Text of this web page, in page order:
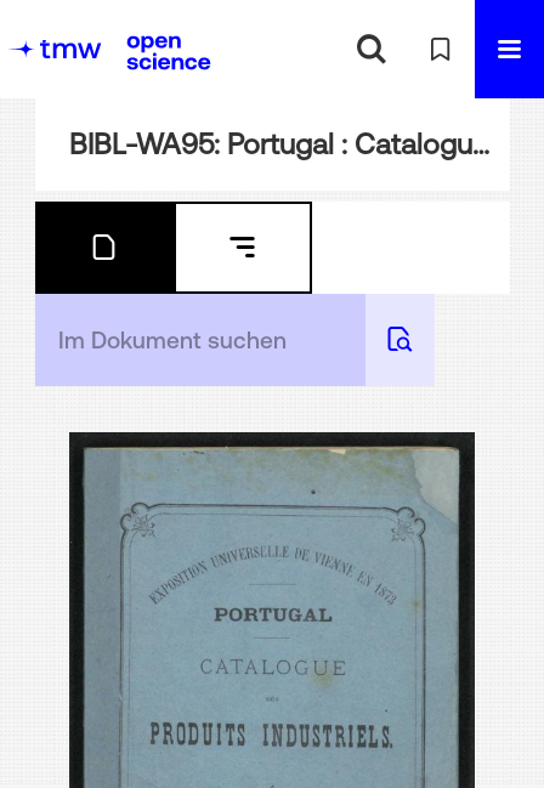
BIBL-WA95: Portugal : Catalogue des produits industriels ; Exposition Universelle de Vienne en 1873